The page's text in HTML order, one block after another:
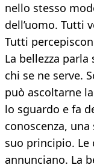
nello stesso
dell’uomo. Tutti
Tutti
La bellezza
chi se ne serve.
può ascoltarne
lo sguardo e fa
conoscenza, una
suo principio. Le
annunciano. La